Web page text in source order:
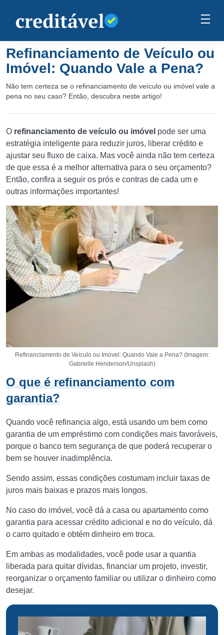
Refinanciamento de Veículo ou
Imóvel: Quando Vale a Pena?
Não tem certeza se o refinanciamento de veículo ou imóvel vale a
pena no seu caso? Então, descubra neste artigo!
O refinanciamento de veículo ou imóvel pode ser uma
estratégia inteligente para reduzir juros, liberar crédito e
ajustar seu fluxo de caixa. Mas você ainda não tem certeza
de que essa é a melhor alternativa para o seu orçamento?
Então, confira a seguir os prós e contras de cada um e
outras informações importantes!
Refinanciamento de Veículo ou Imóvel: Quando Vale a Pena? (Imagem:
Gabrielle Henderson/Unsplash)
O que é refinanciamento com
garantia?
Quando você refinancia algo, está usando um bem como
garantia de um empréstimo com condições mais favoráveis,
porque o banco tem segurança de que poderá recuperar o
bem se houver inadimplência.
Sendo assim, essas condições costumam incluir taxas de
juros mais baixas e prazos mais longos.
No caso do imóvel, você dá a casa ou apartamento como
garantia para acessar crédito adicional e no do veículo, dá
o carro quitado e obtém dinheiro em troca.
Em ambas as modalidades, você pode usar a quantia
liberada para quitar dívidas, financiar um projeto, investir,
reorganizar o orçamento familiar ou utilizar o dinheiro como
desejar.